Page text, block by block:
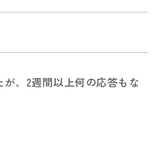
、2週間以上何の応答もな